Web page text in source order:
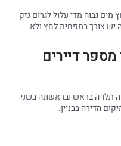
מים גבוה מדי עלול לגרום נזק
יש צורך במפחית לחץ ולא
דיירים
בראש ובראשונה בשני
הדירה בבניין.